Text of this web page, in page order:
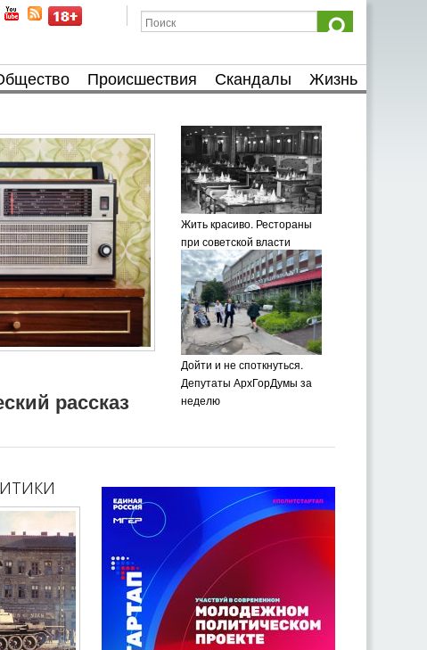
Происшествия Скандалы Жизнь
рассказ
Жить красиво. Рестораны
при советской власти
Дойти и не споткнуться.
Депутаты АрхГорДумы за
неделю